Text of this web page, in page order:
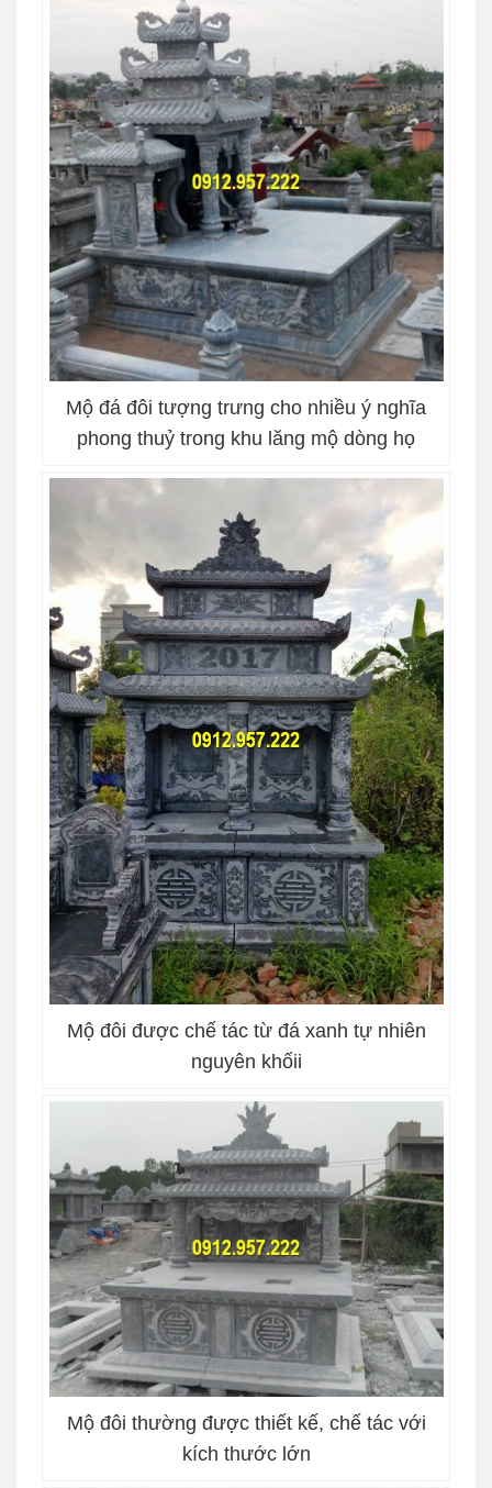
Mộ đá đôi tượng trưng cho nhiều ý nghĩa
phong thuỷ trong khu lăng mộ dòng họ
Mộ đôi được chế tác từ đá xanh tự nhiên
nguyên khốii
Mộ đôi thường được thiết kế, chế tác với
kích thước lớn